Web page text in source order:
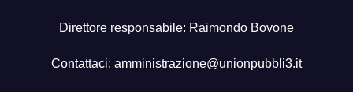
Direttore responsabile: Raimondo Bovone
Contattaci: amministrazione@unionpubbli3.it